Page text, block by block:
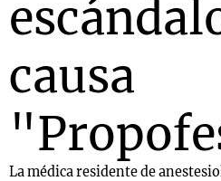
causa
La médica residente de